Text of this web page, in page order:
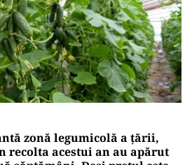
zonă legumicolă a țării,
recolta acestui an au apărut